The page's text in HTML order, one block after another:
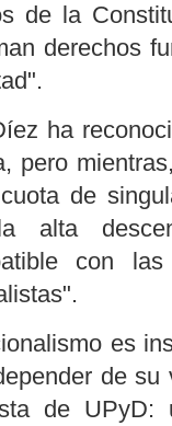
de la
derechos
ha
pero
de
alta
con
es
de
de UPyD: